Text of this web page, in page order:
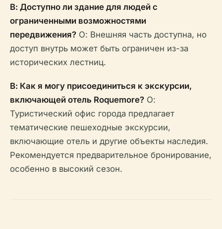
В: Доступно ли здание для людей с
ограниченными возможностями
передвижения? О: Внешняя часть доступна, но
доступ внутрь может быть ограничен из-за
исторических лестниц.
В: Как я могу присоединиться к экскурсии,
включающей отель Roquemore? О:
Туристический офис города предлагает
тематические пешеходные экскурсии,
включающие отель и другие объекты наследия.
Рекомендуется предварительное бронирование,
особенно в высокий сезон.